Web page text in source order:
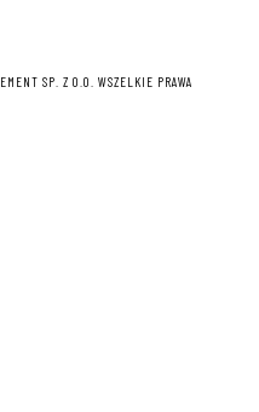
SP. Z O.O. WSZELKIE PRAWA